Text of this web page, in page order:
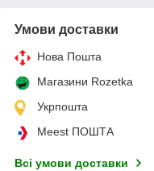
Умови доставки
Нова Пошта
Магазини Rozetka
Укрпошта
Meest ПОШТА
Всі умови доставки